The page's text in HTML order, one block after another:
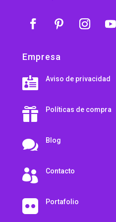
Empresa
 Aviso de privacidad
 Políticas de compra
 Blog
 Contacto
 Portafolio